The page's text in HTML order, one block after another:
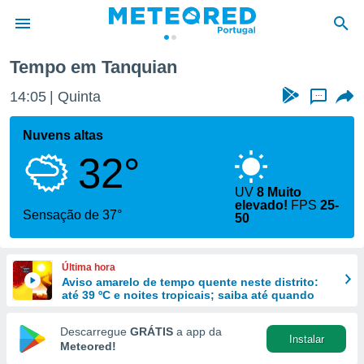
da
foi
para
fornecidas
a este
das
e
forma
digital
Tempo em Tanquian
14:05 Quinta ...
Nuvens altas
32°
Sensação de 37°
UV8 Muito
elevado! FPS25-
50
Última hora
Aviso amarelo de tempo quente neste distrito:
até 39 ºC e noites tropicais; saiba até quando
Descarregue GRÁTIS a app da
Meteored!
Instalar